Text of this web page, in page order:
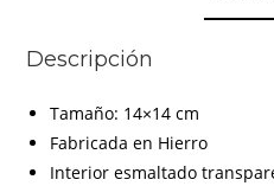
Descripción
Tamaño: 14×14 cm
Fabricada en Hierro
Interior esmaltado